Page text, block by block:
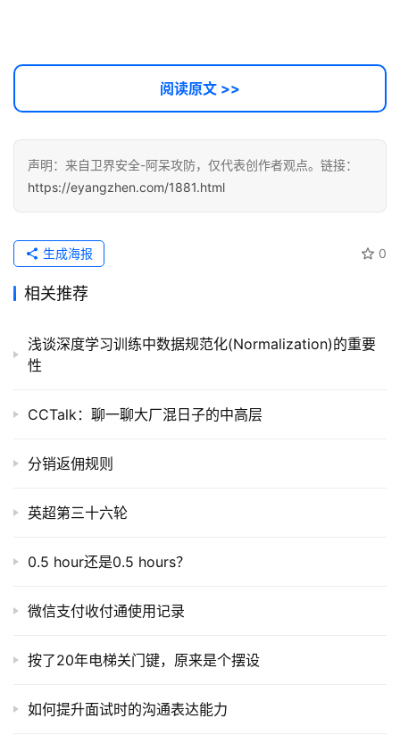
务
项
目
提
示
词
开
源
码
常
用
接
注册
阅读原文 >>
声明：来自卫界安全-阿呆攻防，仅代表创作者观点。链接：
https://eyangzhen.com/1881.html
0
生成海报
相关推荐
浅谈深度学习训练中数据规范化(Normalization)的重要
性
CCTalk：聊一聊大厂混日子的中高层
分销返佣规则
英超第三十六轮
0.5 hour还是0.5 hours？
微信支付收付通使用记录
按了20年电梯关门键，原来是个摆设
如何提升面试时的沟通表达能力